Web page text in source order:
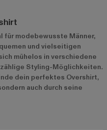
für modebewusste Männer,
und vielseitigen
mühelos in verschiedene
Styling-Möglichkeiten.
dein perfektes Overshirt,
auch durch seine